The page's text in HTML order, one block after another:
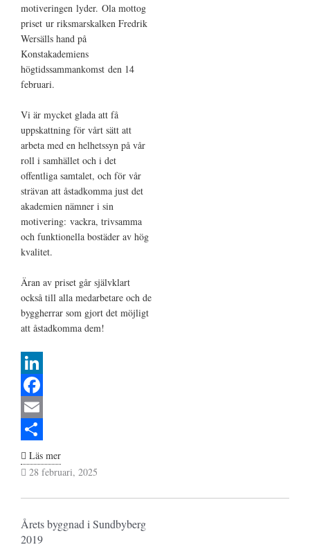
motiveringen lyder. Ola mottog
priset ur riksmarskalken Fredrik
Wersälls hand på
Konstakademiens
högtidssammankomst den 14
februari.
Vi är mycket glada att få
uppskattning för vårt sätt att
arbeta med en helhetssyn på vår
roll i samhället och i det
offentliga samtalet, och för vår
strävan att åstadkomma just det
akademien nämner i sin
motivering: vackra, trivsamma
och funktionella bostäder av hög
kvalitet.
Äran av priset går självklart
också till alla medarbetare och de
byggherrar som gjort det möjligt
att åstadkomma dem!
L
n
k
e
d
I
n
F
c
e
b
o
o
E
m
a
i
S
h
a
r
e
Ola
Andersson
av
Läs mer
28 februari, 2025
Årets byggnad i Sundbyberg
2019